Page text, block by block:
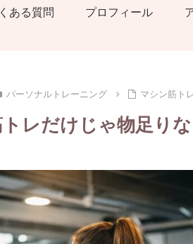
ある質問 プロフィール
パーソナルトレーニング マシン筋ト
レだけじゃ物足り